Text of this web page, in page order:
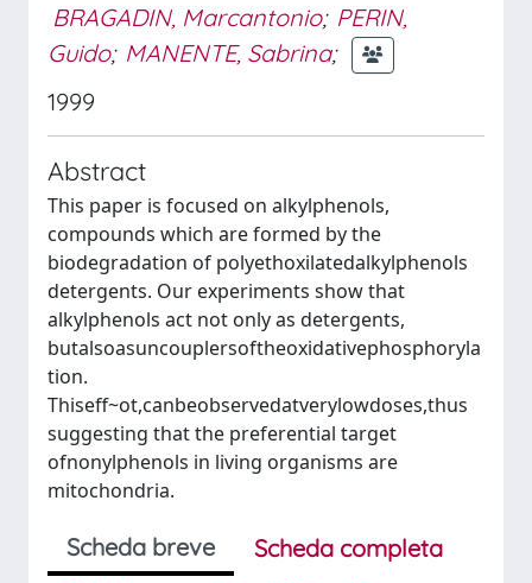
BRAGADIN, Marcantonio; PERIN,
Guido; MANENTE, Sabrina;
1999
Abstract
This paper is focused on alkylphenols,
compounds which are formed by the
biodegradation of polyethoxilatedalkylphenols
detergents. Our experiments show that
alkylphenols act not only as detergents,
butalsoasuncouplersoftheoxidativephosphoryla
tion.
Thiseff~ot,canbeobservedatverylowdoses,thus
suggesting that the preferential target
ofnonylphenols in living organisms are
mitochondria.
Scheda breve
Scheda completa